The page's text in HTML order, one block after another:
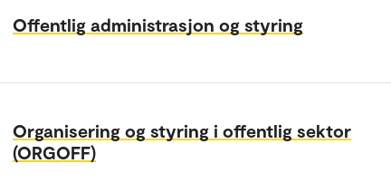
Offentlig administrasjon og styring
Organisering og styring i offentlig sektor
(ORGOFF)